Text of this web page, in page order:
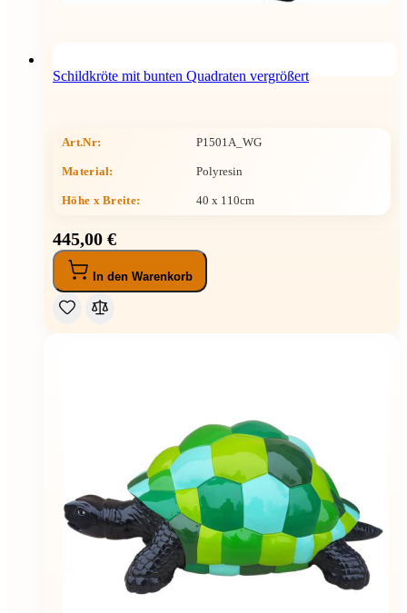
Schildkröte mit bunten Quadraten vergrößert
Art.Nr: P1501A_WG
Material: Polyresin
Höhe x Breite: 40 x 110cm
445,00 €
In den Warenkorb